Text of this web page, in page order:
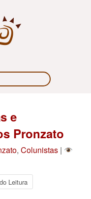
e
Pronzato
, Colunistas |
Leitura